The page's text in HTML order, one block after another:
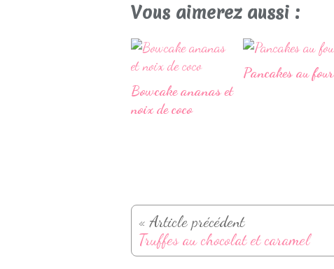
Vous aimerez aussi :
Bowcake ananas et
noix de coco
Pancakes au four
« Article précédent
Truffes au chocolat et caramel